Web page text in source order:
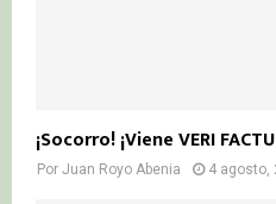
¡Socorro! ¡Viene VERI
Por Juan Royo Abenia 4 agosto,